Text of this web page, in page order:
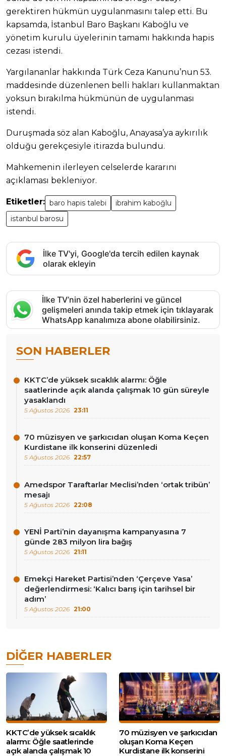
gerektiren hükmün uygulanmasını talep etti. Bu
kapsamda, İstanbul Baro Başkanı Kaboğlu ve
yönetim kurulu üyelerinin tamamı hakkında hapis
cezası istendi.
Yargılananlar hakkında Türk Ceza Kanunu’nun 53.
maddesinde düzenlenen belli hakları kullanmaktan
yoksun bırakılma hükmünün de uygulanması
istendi.
Duruşmada söz alan Kaboğlu, Anayasa’ya aykırılık
olduğu gerekçesiyle itirazda bulundu.
Mahkemenin ilerleyen celselerde kararını
açıklaması bekleniyor.
Etiketler: baro hapis talebi
ibrahim kaboğlu
istanbul barosu
İlke TV'yi, Google'da tercih edilen kaynak
olarak ekleyin
İlke TV’nin özel haberlerini ve güncel
gelişmeleri anında takip etmek için tıklayarak
WhatsApp kanalımıza abone olabilirsiniz.
SON HABERLER
KKTC’de yüksek sıcaklık alarmı: Öğle
saatlerinde açık alanda çalışmak 10 gün süreyle
yasaklandı
5 Ağustos 2026 23:11
70 müzisyen ve şarkıcıdan oluşan Koma Keçen
Kurdistane ilk konserini düzenledi
5 Ağustos 2026 22:57
Amedspor Taraftarlar Meclisi’nden ‘ortak tribün’
mesajı
5 Ağustos 2026 22:08
YENİ Parti’nin dayanışma kampanyasına 7
günde 283 milyon lira bağış
5 Ağustos 2026 21:11
Emekçi Hareket Partisi’nden ‘Çerçeve Yasa’
değerlendirmesi: ‘Kalıcı barış için tarihsel bir
adım’
5 Ağustos 2026 21:00
DIĞER HABERLER
KKTC’de yüksek sıcaklık
alarmı: Öğle saatlerinde
açık alanda çalışmak 10
70 müzisyen ve şarkıcıdan
oluşan Koma Keçen
Kurdistane ilk konserini